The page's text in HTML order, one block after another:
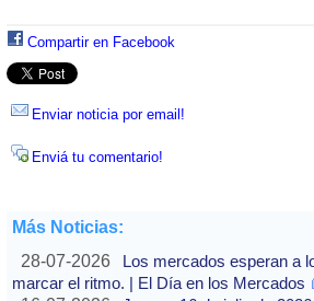
Compartir en Facebook
Enviar noticia por email!
Enviá tu comentario!
Más Noticias:
28-07-2026
Los mercados esperan a
marcar el ritmo. | El Día en los Mercados